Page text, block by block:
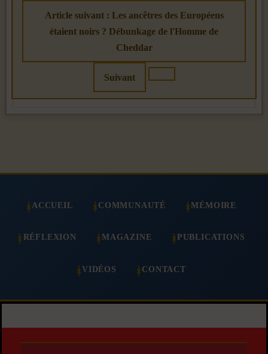
Article suivant : Les ancêtres des Européens
étaient noirs ? Débunkage de l'Homme de
Cheddar
Suivant
ACCUEIL COMMUNAUTÉ MÉMOIRE
RÉFLEXION MAGAZINE PUBLICATIONS
VIDÉOS CONTACT